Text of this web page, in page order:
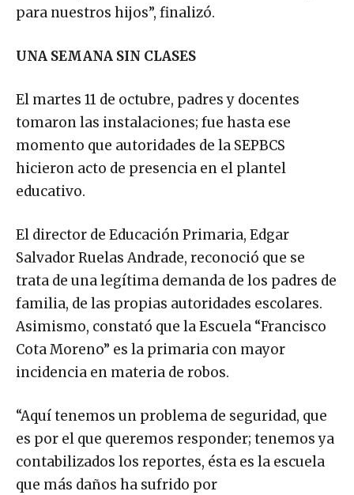
para nuestros hijos”, finalizó.
UNA SEMANA SIN CLASES
El martes 11 de octubre, padres y docentes
tomaron las instalaciones; fue hasta ese
momento que autoridades de la SEPBCS
hicieron acto de presencia en el plantel
educativo.
El director de Educación Primaria, Edgar
Salvador Ruelas Andrade, reconoció que se
trata de una legítima demanda de los padres de
familia, de las propias autoridades escolares.
Asimismo, constató que la Escuela “Francisco
Cota Moreno” es la primaria con mayor
incidencia en materia de robos.
“Aquí tenemos un problema de seguridad, que
es por el que queremos responder; tenemos ya
contabilizados los reportes, ésta es la escuela
que más daños ha sufrido por